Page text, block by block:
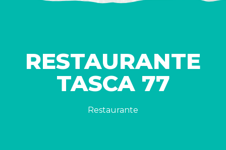
RESTAURANTE
TASCA 77
Restaurante